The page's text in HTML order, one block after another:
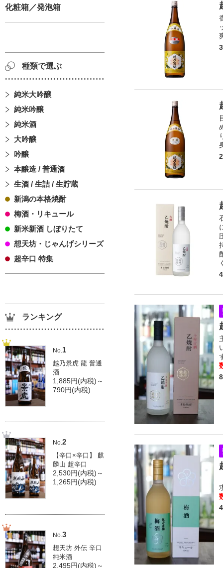
化粧箱／発泡箱
種類で選ぶ
純米大吟醸
純米吟醸
純米酒
大吟醸
吟醸
本醸造 / 普通酒
生酒 / 生詰 / 生貯蔵
新潟の本格焼酎
梅酒・リキュール
新米新酒 しぼりたて
想天坊・じゃんげシリーズ
超辛口 特集
ランキング
No.1
越乃景虎 龍 普通
酒
1,885円(内税)～
790円(内税)
No.2
【辛口×辛口】 麒
麟山 超辛口
2,530円(内税)～
1,265円(内税)
No. 3
想天坊 外伝 辛口
純米酒
2,495円(内税)～